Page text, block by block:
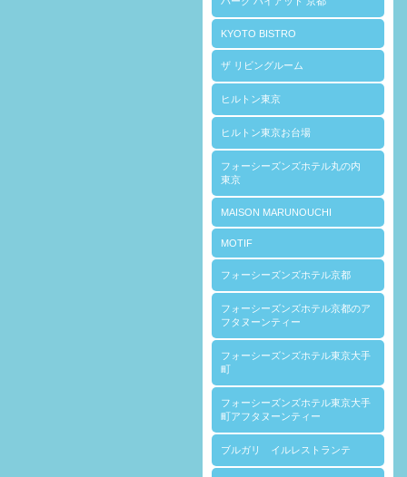
KYOTO BISTRO
ザ リビングルーム
ヒルトン東京
ヒルトン東京お台場
フォーシーズンズホテル丸の内
東京
MAISON MARUNOUCHI
MOTIF
フォーシーズンズホテル京都
フォーシーズンズホテル京都のア
フタヌーンティー
フォーシーズンズホテル東京大手
町
フォーシーズンズホテル東京大手
町アフタヌーンティー
ブルガリ イルレストランテ